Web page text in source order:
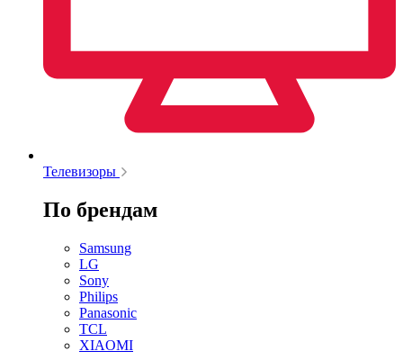
Телевизоры
По брендам
Samsung
LG
Sony
Philips
Panasonic
TCL
XIAOMI